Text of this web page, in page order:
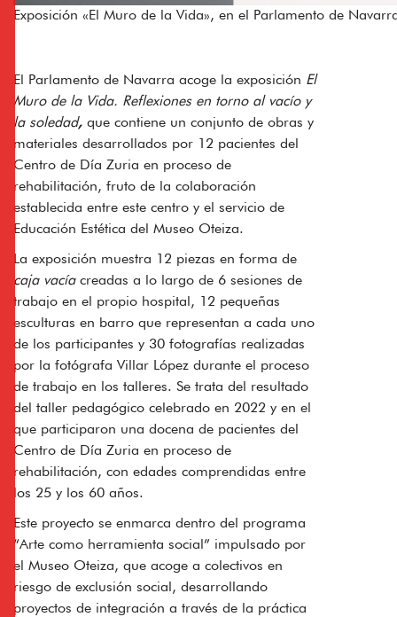
Exposición «El Muro de la Vida», en el Parlamento de
El Parlamento de Navarra acoge la exposición El
Muro de la Vida. Reflexiones en torno al vacío y
la soledad, que contiene un conjunto de obras y
materiales desarrollados por 12 pacientes del
Centro de Día Zuria en proceso de
rehabilitación, fruto de la colaboración
establecida entre este centro y el servicio de
Educación Estética del Museo Oteiza.
La exposición muestra 12 piezas en forma de
caja vacíacreadas a lo largo de 6 sesiones de
trabajo en el propio hospital, 12 pequeñas
esculturas en barro que representan a cada uno
de los participantes y 30 fotografías realizadas
por la fotógrafa Villar López durante el proceso
de trabajo en los talleres. Se trata del resultado
del taller pedagógico celebrado en 2022 y en el
que participaron una docena de pacientes del
Centro de Día Zuria en proceso de
rehabilitación, con edades comprendidas entre
los 25 y los 60 años.
Este proyecto se enmarca dentro del programa
“Arte como herramienta social” impulsado por
el Museo Oteiza, que acoge a colectivos en
riesgo de exclusión social, desarrollando
proyectos de integración a través de la práctica